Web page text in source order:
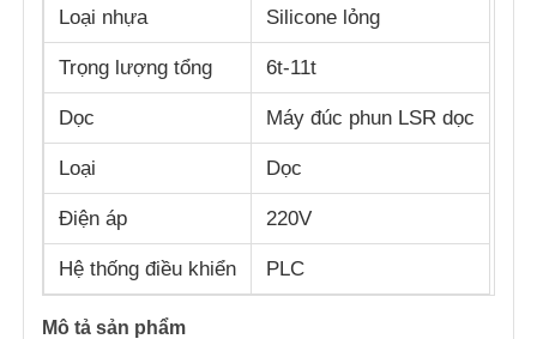
Nhà
Sản phẩm
Về chúng tôi
Tham quan nhà máy
Loại nhựa Silicone lỏng
Trọng lượng tổng 6t-11t
Dọc Máy đúc phun LSR dọc
Loại Dọc
Điện áp 220V
Hệ thống điều khiển PLC
Mô tả sản phẩm